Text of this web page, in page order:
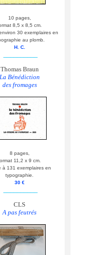
10 pages,
8,5 x 8,5 cm.
30 exemplaires en
au plomb.
H. C.
Thomas Braun
La Bénédiction
des fromages
8 pages,
11,2 x 9 cm.
à 131 exemplaires en
typographie.
30 €
CLS
A pas feutrés